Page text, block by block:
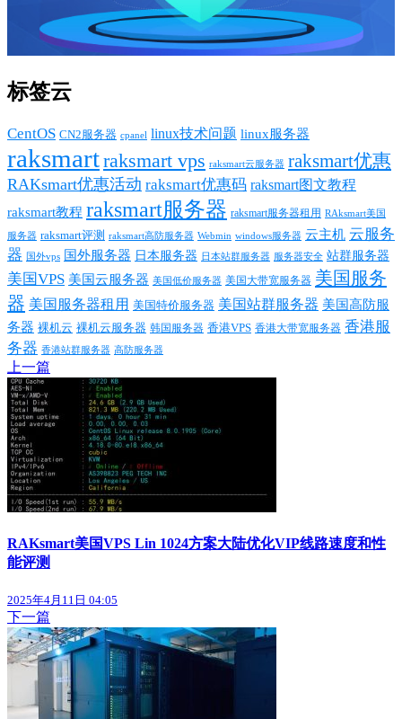
标签云
CentOS CN2服务器 cpanel linux技术问题 linux服务器
raksmartraksmart vps raksmart云服务器 raksmart优惠
RAKsmart优惠活动 raksmart优惠码 raksmart图文教程
raksmart教程 raksmart服务器 raksmart服务器租用 RAksmart美国
服务器 raksmart评测 raksmart高防服务器 Webmin windows服务器 云主机 云服务
器 国外vps 国外服务器 日本服务器 日本站群服务器 服务器安全 站群服务器
美国VPS 美国云服务器 美国低价服务器 美国大带宽服务器 美国服务
器 美国服务器租用 美国特价服务器 美国站群服务器 美国高防服
务器 裸机云 裸机云服务器 韩国服务器 香港VPS 香港大带宽服务器 香港服
务器 香港站群服务器 高防服务器
上一篇
RAKsmart美国VPS Lin 1024方案大陆优化VIP线路速度和性
能评测
2025年4月11日 04:05
下一篇